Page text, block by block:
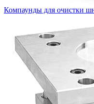
Компаунды для очистки